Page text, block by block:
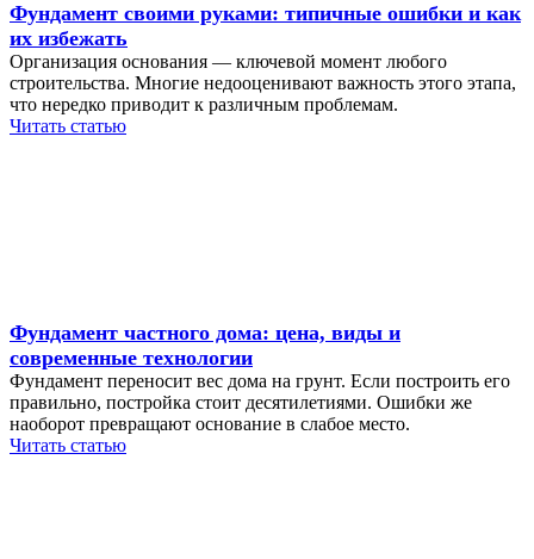
Фундамент своими руками: типичные ошибки и как
их избежать
Организация основания — ключевой момент любого
строительства. Многие недооценивают важность этого этапа,
что нередко приводит к различным проблемам.
Читать статью
Фундамент частного дома: цена, виды и
современные технологии
Фундамент переносит вес дома на грунт. Если построить его
правильно, постройка стоит десятилетиями. Ошибки же
наоборот превращают основание в слабое место.
Читать статью